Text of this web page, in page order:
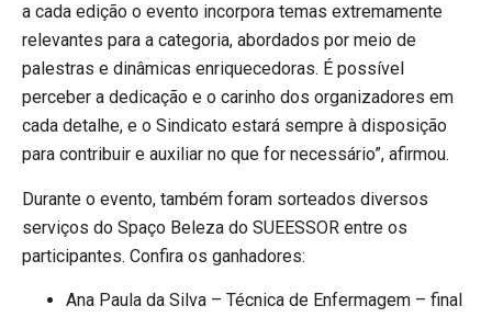
a cada edição o evento incorpora temas extremamente
relevantes para a categoria, abordados por meio de
palestras e dinâmicas enriquecedoras. É possível
perceber a dedicação e o carinho dos organizadores em
cada detalhe, e o Sindicato estará sempre à disposição
para contribuir e auxiliar no que for necessário”, afirmou.
Durante o evento, também foram sorteados diversos
serviços do Spaço Beleza do SUEESSOR entre os
participantes. Confira os ganhadores:
Ana Paula da Silva – Técnica de Enfermagem – final